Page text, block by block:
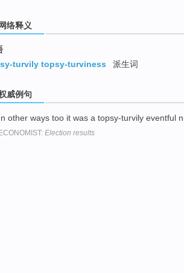
网络释义
turvily topsy-turviness
派生词
威例句
other ways too it was a topsy-turvily eventful
ECONOMIST: Election results